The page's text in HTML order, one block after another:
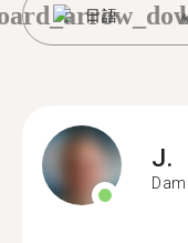
日語
J.